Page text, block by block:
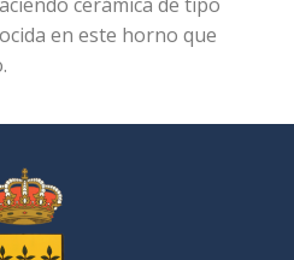
en este horno que